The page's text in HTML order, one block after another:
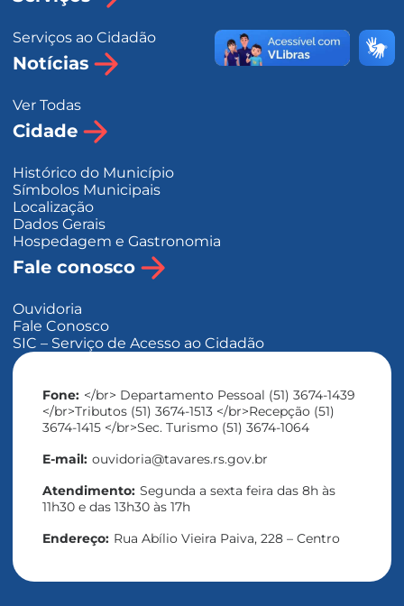
Serviços ao Cidadão
Notícias
Ver Todas
Cidade
Histórico do Município
Símbolos Municipais
Localização
Dados Gerais
Hospedagem e Gastronomia
Fale conosco
Ouvidoria
Fale Conosco
SIC – Serviço de Acesso ao Cidadão
Fone: </br> Departamento Pessoal (51) 3674-1439
</br>Tributos (51) 3674-1513 </br>Recepção (51)
3674-1415 </br>Sec. Turismo (51) 3674-1064
E-mail: ouvidoria@tavares.rs.gov.br
Atendimento: Segunda a sexta feira das 8h às
11h30 e das 13h30 às 17h
Endereço: Rua Abílio Vieira Paiva, 228 – Centro